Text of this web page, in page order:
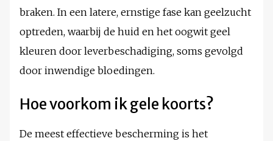
braken. In een latere, ernstige fase kan geelzucht
optreden, waarbij de huid en het oogwit geel
kleuren door leverbeschadiging, soms gevolgd
door inwendige bloedingen.
Hoe voorkom ik gele koorts?
De meest effectieve bescherming is het